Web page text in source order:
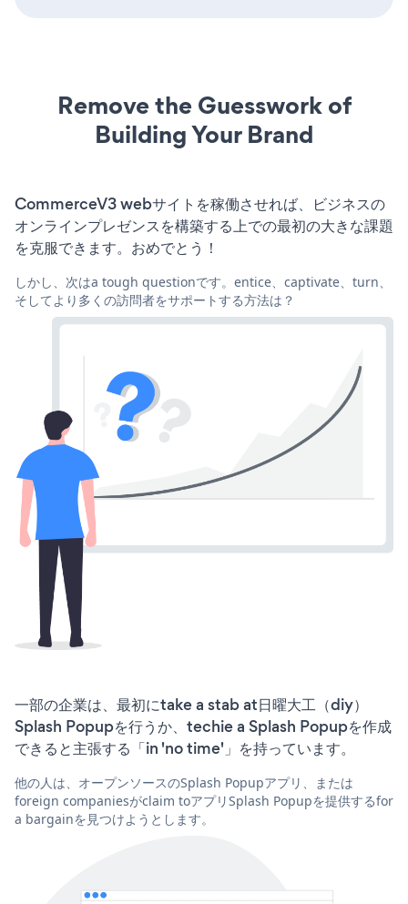
Remove the Guesswork of
Building Your Brand
CommerceV3 webサイトを稼働させれば、ビジネスの
オンラインプレゼンスを構築する上での最初の大きな課題
を克服できます。おめでとう！
しかし、次はa tough questionです。entice、captivate、turn、
そしてより多くの訪問者をサポートする方法は？
一部の企業は、最初にtake a stab at日曜大工（diy）
Splash Popupを行うか、techie a Splash Popupを作成
できると主張する「in 'no time'」を持っています。
他の人は、オープンソースのSplash Popupアプリ、または
foreign companiesがclaim toアプリSplash Popupを提供するfor
a bargainを見つけようとします。